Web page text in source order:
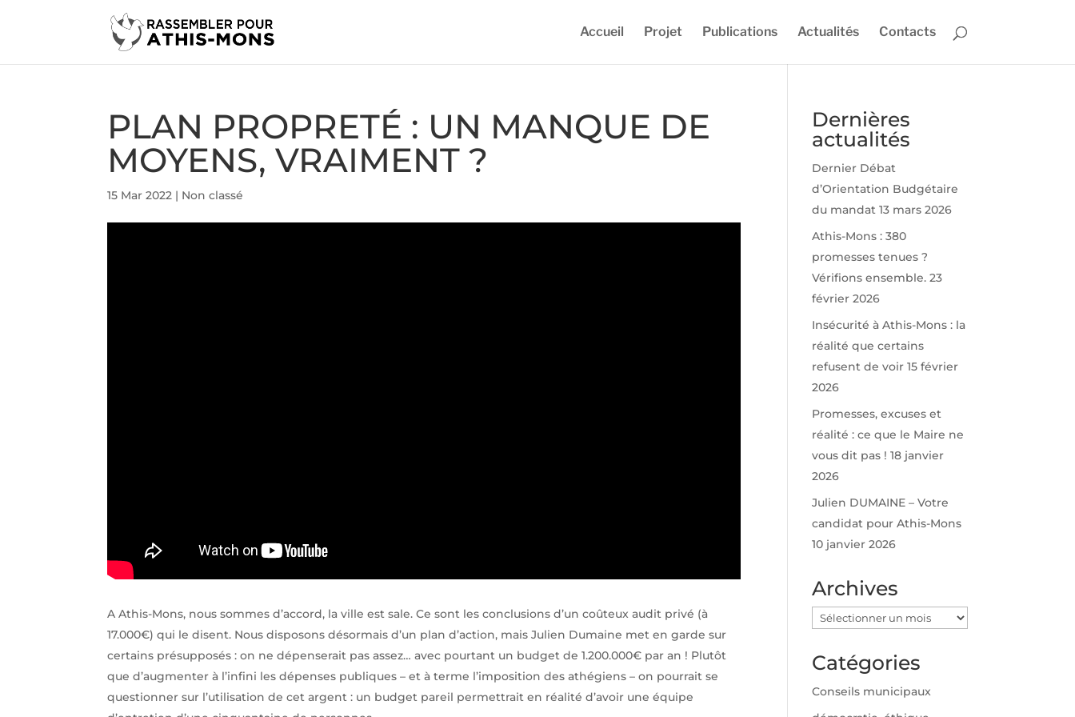
Accueil Projet Publications Actualités Contacts
PLAN PROPRETÉ : UN MANQUE DE
MOYENS, VRAIMENT ?
15 Mar 2022 | Non classé
A Athis-Mons, nous sommes d’accord, la ville est sale. Ce sont les conclusions d’un coûteux audit privé (à
17.000€) qui le disent. Nous disposons désormais d’un plan d’action, mais Julien Dumaine met en garde sur
certains présupposés : on ne dépenserait pas assez… avec pourtant un budget de 1.200.000€ par an ! Plutôt
que d’augmenter à l’infini les dépenses publiques – et à terme l’imposition des athégiens – on pourrait se
questionner sur l’utilisation de cet argent : un budget pareil permettrait en réalité d’avoir une équipe
Dernières
actualités
Dernier Débat
d’Orientation Budgétaire
du mandat 13 mars 2026
Athis-Mons : 380
promesses tenues ?
Vérifions ensemble. 23
février 2026
Insécurité à Athis-Mons : la
réalité que certains
refusent de voir 15 février
2026
Promesses, excuses et
réalité : ce que le Maire ne
vous dit pas ! 18 janvier
2026
Julien DUMAINE – Votre
candidat pour Athis-Mons
10 janvier 2026
Archives
Archives
Catégories
Conseils municipaux